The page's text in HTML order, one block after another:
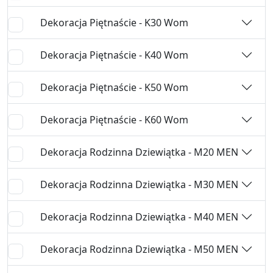
Dekoracja Piętnaście - K30 Wom
Dekoracja Piętnaście - K40 Wom
Dekoracja Piętnaście - K50 Wom
Dekoracja Piętnaście - K60 Wom
Dekoracja Rodzinna Dziewiątka - M20 MEN
Dekoracja Rodzinna Dziewiątka - M30 MEN
Dekoracja Rodzinna Dziewiątka - M40 MEN
Dekoracja Rodzinna Dziewiątka - M50 MEN